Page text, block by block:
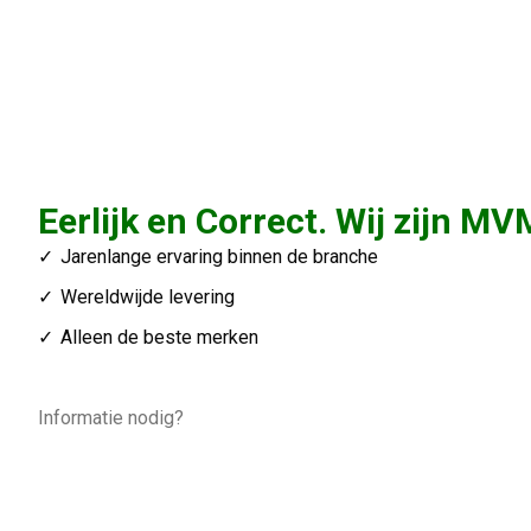
Eerlijk en Correct. Wij zijn
Jarenlange ervaring binnen de branche
Wereldwijde levering
Alleen de beste merken
Informatie nodig?